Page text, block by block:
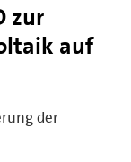
zur
auf
der